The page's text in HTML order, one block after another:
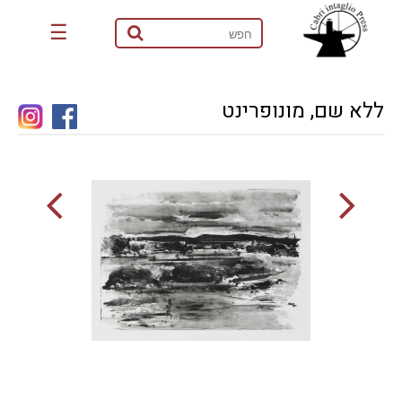
☰
ללא שם, מונופרינט